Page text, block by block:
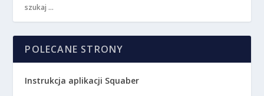
POLECANE STRONY
Instrukcja aplikacji Squaber